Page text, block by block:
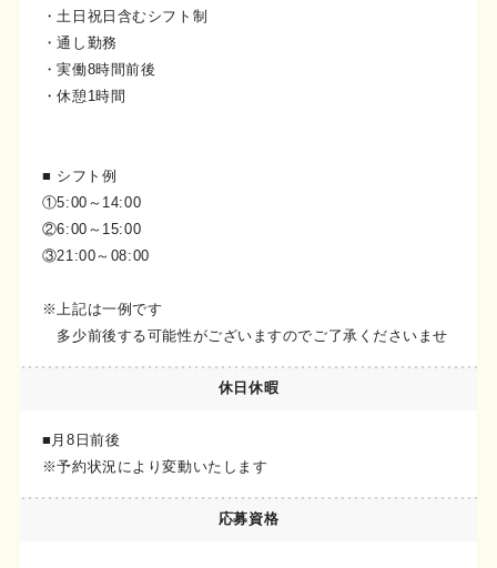
・土日祝日含むシフト制
・通し勤務
・実働8時間前後
・休憩1時間
■ シフト例
①5:00～14:00
②6:00～15:00
③21:00～08:00
※上記は一例です
多少前後する可能性がございますのでご了承くださいませ
休日休暇
■月8日前後
※予約状況により変動いたします
応募資格